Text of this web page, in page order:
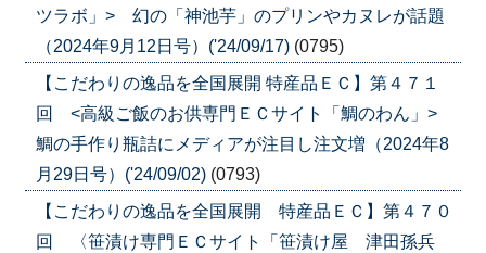
ツラボ」> 幻の「神池芋」のプリンやカヌレが話題
（2024年9月12日号）('24/09/17) (0795)
【こだわりの逸品を全国展開 特産品ＥＣ】第４７１
回 <高級ご飯のお供専門ＥＣサイト「鯛のわん」>
鯛の手作り瓶詰にメディアが注目し注文増（2024年8
月29日号）('24/09/02) (0793)
【こだわりの逸品を全国展開 特産品ＥＣ】第４７０
回 〈笹漬け専門ＥＣサイト「笹漬け屋 津田孫兵